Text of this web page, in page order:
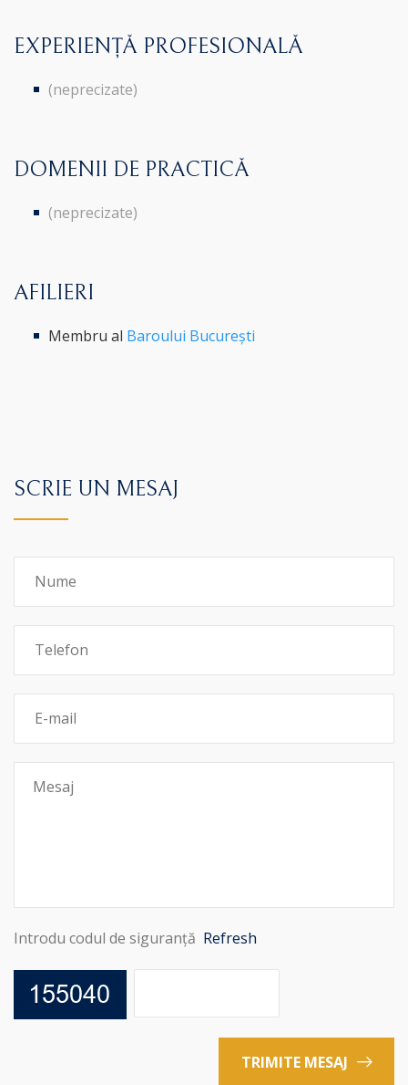
EXPERIENȚĂ PROFESIONALĂ
(neprecizate)
DOMENII DE PRACTICĂ
(neprecizate)
AFILIERI
Membru al Baroului București
SCRIE UN MESAJ
Introdu codul de siguranță Refresh
TRIMITE MESAJ